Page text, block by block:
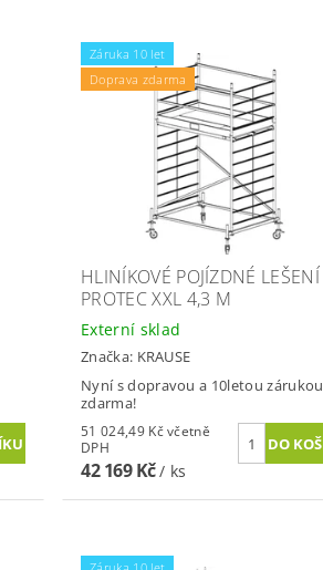
Záruka 10 let
Doprava zdarma
HLINÍKOVÉ POJÍZDNÉ LEŠENÍ
PROTEC XXL 4,3 M
Externí sklad
Značka: KRAUSE
Nyní s dopravou a 10letou zárukou
zdarma!
51 024,49 Kč včetně
DPH
42 169 Kč/ ks